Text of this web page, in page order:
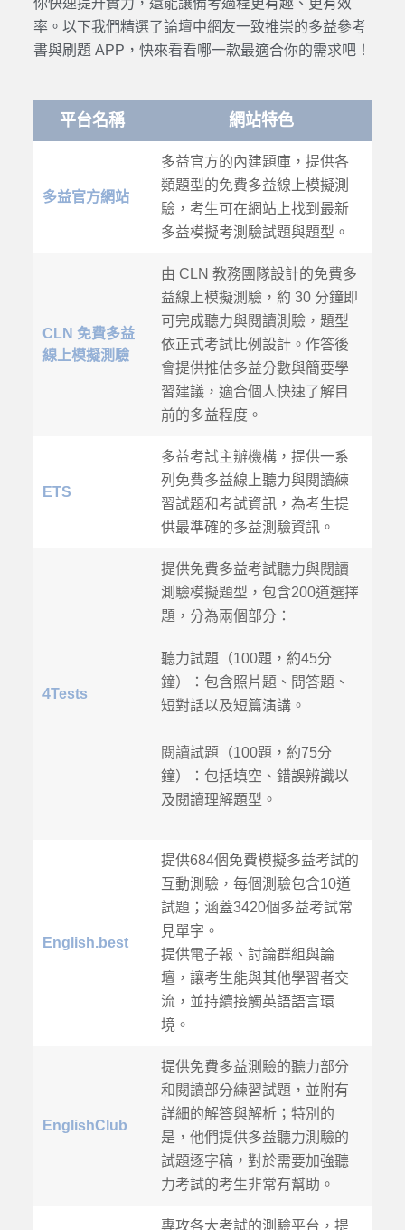
你快速提升實力，還能讓備考過程更有趣、更有效
率。以下我們精選了論壇中網友一致推崇的多益參考
書與刷題 APP，快來看看哪一款最適合你的需求吧！
平台名稱 網站特色
多益官方網站
多益官方的內建題庫，提供各
類題型的免費多益線上模擬測
驗，考生可在網站上找到最新
多益模擬考測驗試題與題型。
CLN 免費多益
線上模擬測驗
由 CLN 教務團隊設計的免費多
益線上模擬測驗，約 30 分鐘即
可完成聽力與閱讀測驗，題型
依正式考試比例設計。作答後
會提供推估多益分數與簡要學
習建議，適合個人快速了解目
前的多益程度。
ETS
多益考試主辦機構，提供一系
列免費多益線上聽力與閱讀練
習試題和考試資訊，為考生提
供最準確的多益測驗資訊。
4Tests
提供免費多益考試聽力與閱讀
測驗模擬題型，包含200道選擇
題，分為兩個部分：
聽力試題（100題，約45分
鐘）：包含照片題、問答題、
短對話以及短篇演講。
閱讀試題（100題，約75分
鐘）：包括填空、錯誤辨識以
及閱讀理解題型。
English.best
提供684個免費模擬多益考試的
互動測驗，每個測驗包含10道
試題；涵蓋3420個多益考試常
見單字。
提供電子報、討論群組與論
壇，讓考生能與其他學習者交
流，並持續接觸英語語言環
境。
EnglishClub
提供免費多益測驗的聽力部分
和閱讀部分練習試題，並附有
詳細的解答與解析；特別的
是，他們提供多益聽力測驗的
試題逐字稿，對於需要加強聽
力考試的考生非常有幫助。
專攻各大考試的測驗平台，提